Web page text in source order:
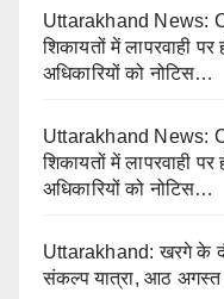
Uttarakhand News:
शिकायतों में लापरवाही पर
अधिकारियों को नोटिस…
Uttarakhand News:
शिकायतों में लापरवाही पर
अधिकारियों को नोटिस…
Uttarakhand: खरगे के
संकल्प यात्रा, आठ अगस्त